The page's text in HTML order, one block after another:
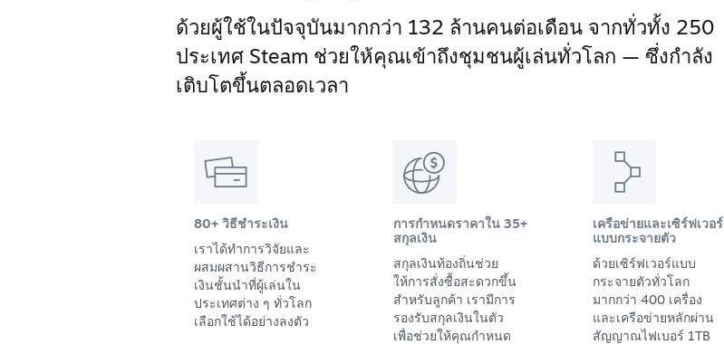
ด้วยผู้ใช้ในปัจจุบันมากกว่า 132 ล้านคนต่อเดือน จากทั่วทั้ง 250
ประเทศ Steam ช่วยให้คุณเข้าถึงชุมชนผู้เล่นทั่วโลก — ซึ่งกำลัง
เติบโตขึ้นตลอดเวลา
80+ วิธีชำระเงิน
เราได้ทำการวิจัยและ
ผสมผสานวิธีการชำระ
เงินชั้นนำที่ผู้เล่นใน
ประเทศต่าง ๆ ทั่วโลก
เลือกใช้ได้อย่างลงตัว
การกำหนดราคาใน 35+
สกุลเงิน
สกุลเงินท้องถิ่นช่วย
ให้การสั่งซื้อสะดวกขึ้น
สำหรับลูกค้า เรามีการ
รองรับสกุลเงินในตัว
เพื่อช่วยให้คุณกำหนด
เครือข่ายและเซิร์ฟเวอร์
แบบกระจายตัว
ด้วยเซิร์ฟเวอร์แบบ
กระจายตัวทั่วโลก
มากกว่า 400 เครื่อง
และเครือข่ายหลักผ่าน
สัญญาณไฟเบอร์ 1TB